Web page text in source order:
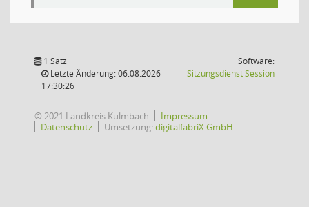
1 Satz
Letzte Änderung: 06.08.2026
17:30:26
Software:
SitzungsdienstSession(Wird in
© 2021 Landkreis Kulmbach
Impressum
Datenschutz
Umsetzung:digitalfabriX GmbH